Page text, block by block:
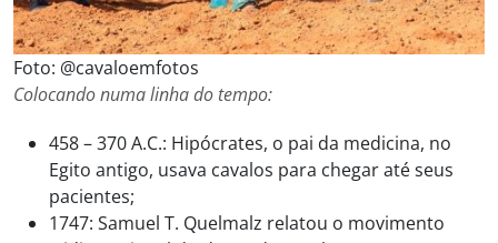
Foto: @cavaloemfotos
Colocando numa linha do tempo:
458 – 370 A.C.: Hipócrates, o pai da medicina, no
Egito antigo, usava cavalos para chegar até seus
pacientes;
1747: Samuel T. Quelmalz relatou o movimento